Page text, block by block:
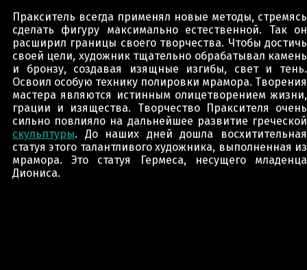
Пракситель всегда применял новые методы, стремясь
сделать фигуру максимально естественной. Так он
расширил границы своего творчества. Чтобы достичь
своей цели, художник тщательно обрабатывал камень
и бронзу, создавая изящные изгибы, свет и тень.
Освоил особую технику полировки мрамора. Творения
мастера являются истинным олицетворением жизни,
грации и изящества. Творчество Праксителя очень
сильно повлияло на дальнейшее развитие греческой
скульптуры. До наших дней дошла восхитительная
статуя этого талантливого художника, выполненная из
мрамора. Это статуя Гермеса, несущего младенца
Диониса.